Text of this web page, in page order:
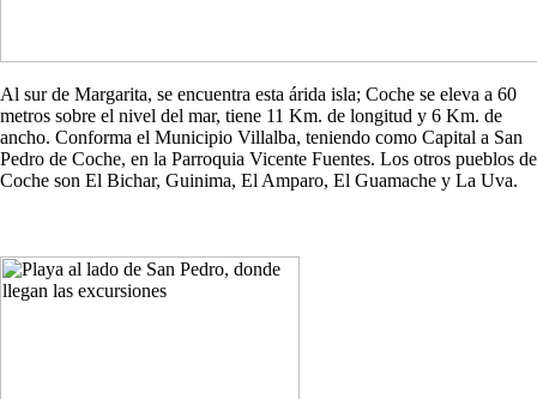
Al sur de Margarita, se encuentra esta árida isla; Coche se eleva a 60
metros sobre el nivel del mar, tiene 11 Km. de longitud y 6 Km. de
ancho. Conforma el Municipio Villalba, teniendo como Capital a San
Pedro de Coche, en la Parroquia Vicente Fuentes. Los otros pueblos de
Coche son El Bichar, Guinima, El Amparo, El Guamache y La Uva.